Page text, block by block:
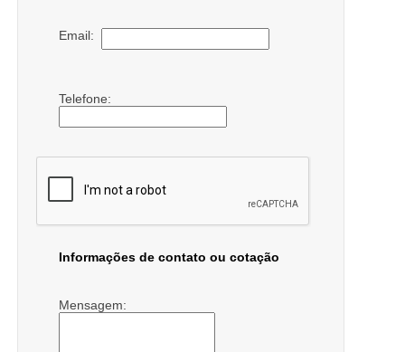
Email:
Telefone:
Informações de contato ou cotação
Mensagem: